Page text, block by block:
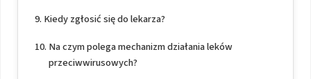
Kiedy zgłosić się do lekarza?
Na czym polega mechanizm działania leków
przeciwwirusowych?